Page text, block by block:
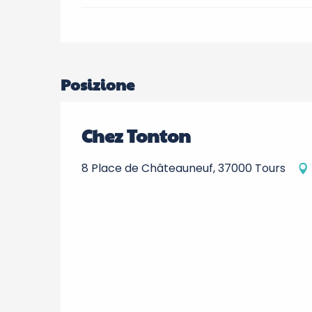
Posizione
Chez Tonton
8 Place de Châteauneuf, 37000 Tours